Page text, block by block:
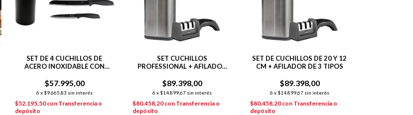
SET DE 4 CUCHILLOS DE
ACERO INOXIDABLE CON
NEGRO
$57.995,00
6 x $9.665,83 sin interés
$52.195,50con Transferencia o
depósito
SET CUCHILLOS
PROFESSIONAL + AFILADOR
$89.398,00
6 x $14.899,67 sin interés
$80.458,20con Transferencia o
depósito
SET DE CUCHILLOS DE 20 Y 12
CM + AFILADOR DE 3 TIPOS
$89.398,00
6 x $14.899,67 sin interés
$80.458,20con Transferencia o
depósito